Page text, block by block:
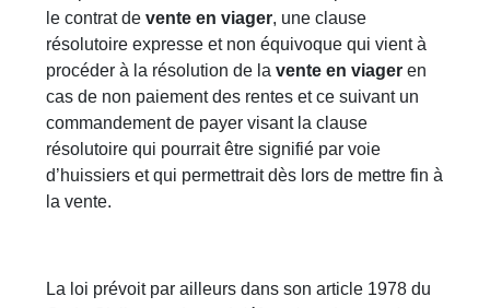
le contrat devente en viager, une clause
résolutoire expresse et non équivoque qui vient à
procéder à la résolution de lavente en viager en
cas de non paiement des rentes et ce suivant un
commandement de payer visant la clause
résolutoire qui pourrait être signifié par voie
d’huissiers et qui permettrait dès lors de mettre fin à
la vente.
La loi prévoit par ailleurs dans son article 1978 du